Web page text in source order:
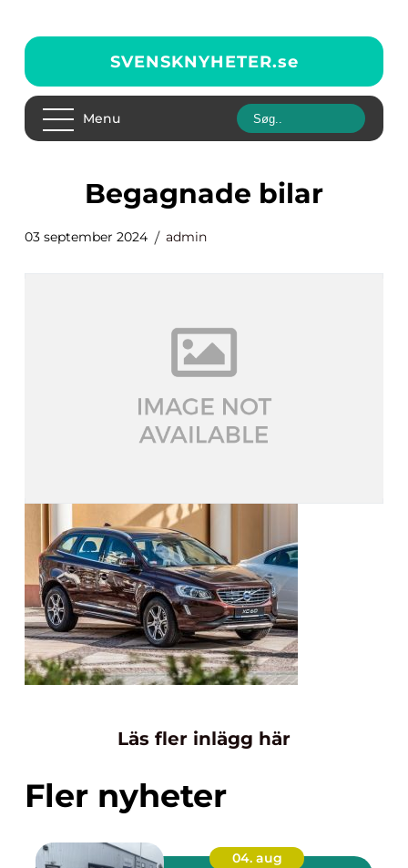
SVENSKNYHETER.se
Menu
begagnade bilar
03 september 2024 admin
Läs fler inlägg här
Fler nyheter
04. aug